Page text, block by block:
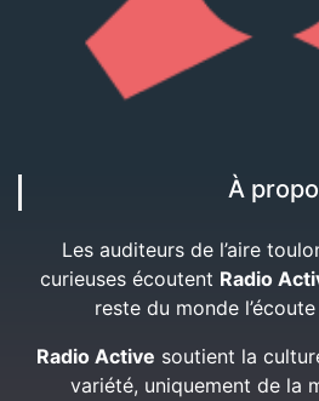
À
Les auditeurs de l’aire
curieuses écoutent Radio
reste du monde
Radio Active soutient la
variété, uniquement de la